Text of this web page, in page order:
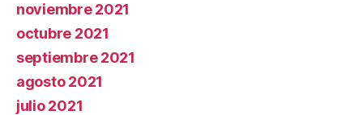
noviembre 2021
octubre 2021
septiembre 2021
agosto 2021
julio 2021